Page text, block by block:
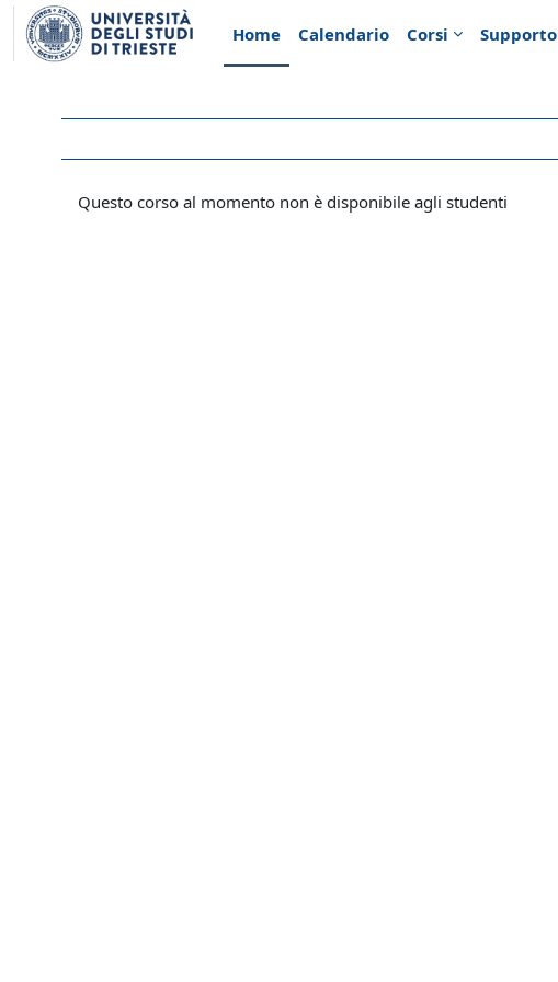
Vai al contenuto principale
Home
Calendario Corsi Supporto
Questo corso al momento non è disponibile agli studenti